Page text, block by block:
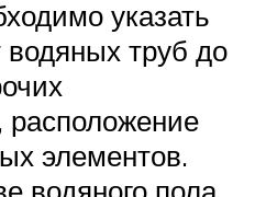
указать
водяных труб до
расположение
элементов.